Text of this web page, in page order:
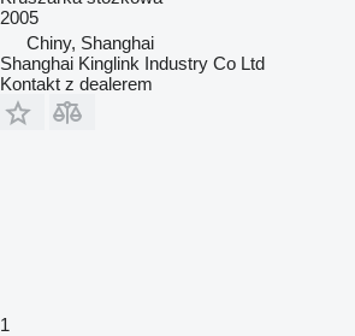
2005
Chiny, Shanghai
Shanghai Kinglink Industry Co Ltd
Kontakt z dealerem
1